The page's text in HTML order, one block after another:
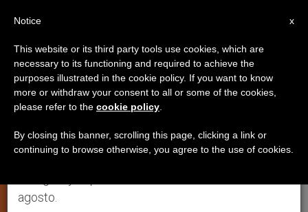
JUSTICIA Y PAZ
×
Aviso importante
Del 27 de julio al 7 de agosto haremos la pausa
anual, aprovechando que en el periodo de verano
se generan menos informaciones y también el
agosto.
x
Notice
This website or its third party tools use cookies, which are
necessary to its functioning and required to achieve the
purposes illustrated in the cookie policy. If you want to know
more or withdraw your consent to all or some of the cookies,
please refer to the cookie policy
By closing this banner, scrolling this page, clicking a link or
continuing to browse otherwise, you agree to the use of cookies.